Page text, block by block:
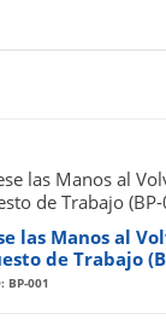
las Manos al
de Trabajo
BP-001